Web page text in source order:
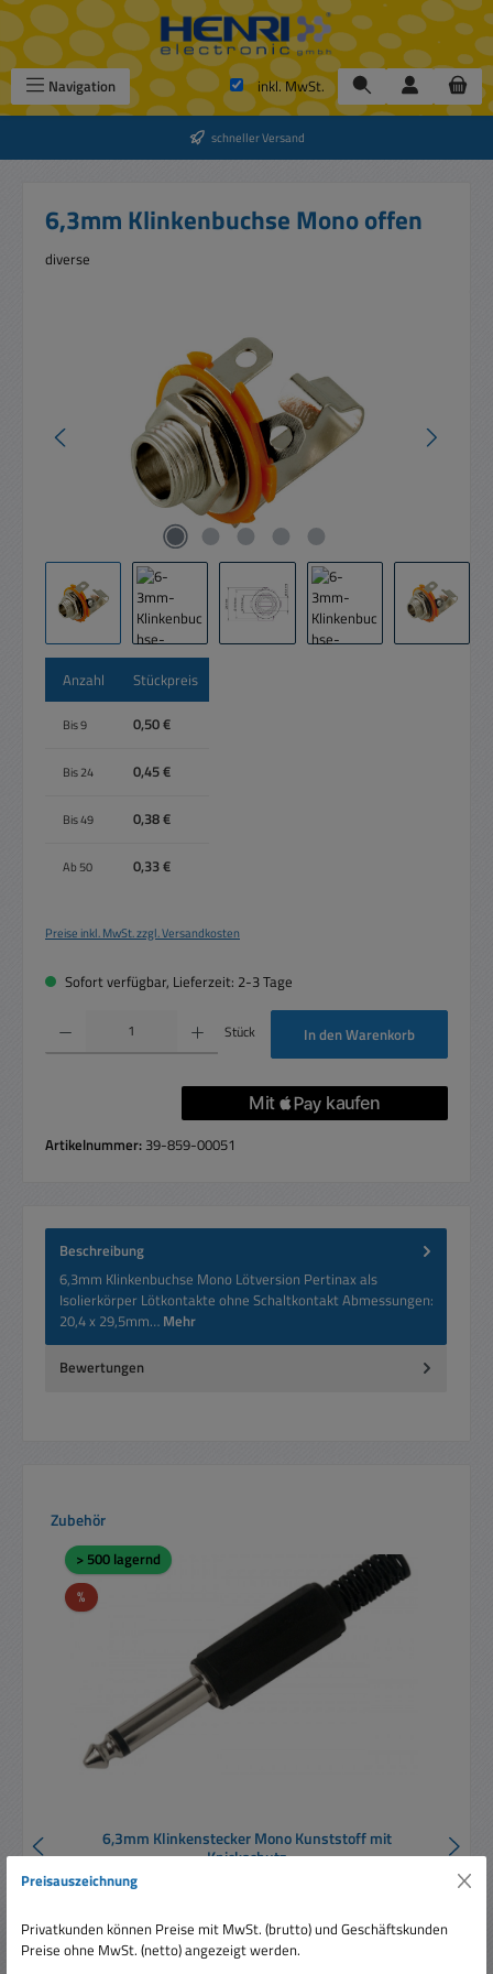
Zum Hauptinhalt springen
Navigation inkl. MwSt.
schneller Versand
6,3mm Klinkenbuchse Mono offen
diverse
Anzahl Stückpreis
Bis9 0,50 €
Bis24 0,45 €
Bis49 0,38 €
Ab 50 0,33 €
Preise inkl. MwSt. zzgl. Versandkosten
Sofort verfügbar, Lieferzeit: 2-3 Tage
Produkt Anzahl: Gib den gewünschten Wert ein oder benutze die Schaltflächen um
Stück In den Warenkorb
Artikelnummer: 39-859-00051
Beschreibung
6,3mm Klinkenbuchse Mono Lötversion Pertinax als
Isolierkörper Lötkontakte ohne Schaltkontakt Abmessungen:
20,4 x 29,5mm… Mehr
Bewertungen
Produktgalerie überspringen
Zubehör
> 500 lagernd
%Rabatt
6,3mm Klinkenstecker Mono Kunststoff mit
Knickschutz
Preisauszeichnung
Privatkunden können Preise mit MwSt. (brutto) und Geschäftskunden
Preise ohne MwSt. (netto) angezeigt werden.